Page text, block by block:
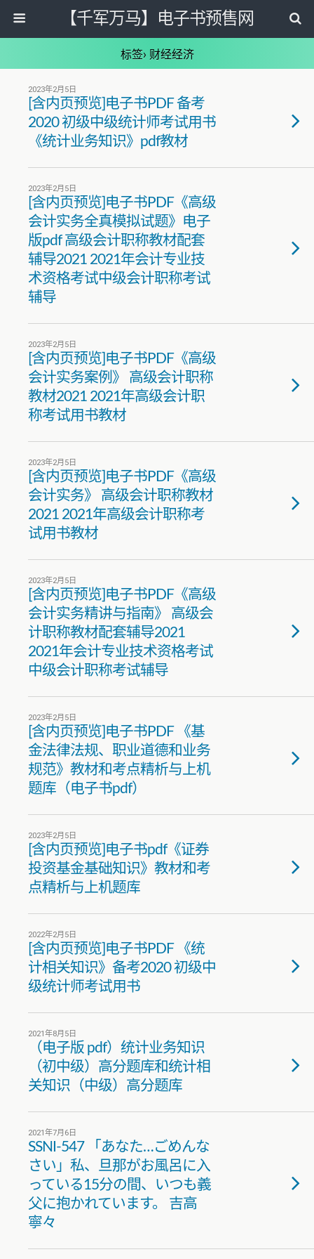
【千军万马】电子书预售网
标签› 财经经济
2023年2月5日
[含内页预览]电子书PDF 备考
2020 初级中级统计师考试用书
《统计业务知识》pdf教材
2023年2月5日
[含内页预览]电子书PDF《高级
会计实务全真模拟试题》电子
版pdf 高级会计职称教材配套
辅导2021 2021年会计专业技
术资格考试中级会计职称考试
辅导
2023年2月5日
[含内页预览]电子书PDF《高级
会计实务案例》 高级会计职称
教材2021 2021年高级会计职
称考试用书教材
2023年2月5日
[含内页预览]电子书PDF《高级
会计实务》 高级会计职称教材
2021 2021年高级会计职称考
试用书教材
2023年2月5日
[含内页预览]电子书PDF《高级
会计实务精讲与指南》 高级会
计职称教材配套辅导2021
2021年会计专业技术资格考试
中级会计职称考试辅导
2023年2月5日
[含内页预览]电子书PDF 《基
金法律法规、职业道德和业务
规范》教材和考点精析与上机
题库（电子书pdf）
2023年2月5日
[含内页预览]电子书pdf《证券
投资基金基础知识》教材和考
点精析与上机题库
2022年2月5日
[含内页预览]电子书PDF 《统
计相关知识》备考2020 初级中
级统计师考试用书
2021年8月5日
（电子版 pdf）统计业务知识
（初中级）高分题库和统计相
关知识（中级）高分题库
2021年7月6日
SSNI-547 「あなた…ごめんな
さい」私、旦那がお風呂に入
っている15分の間、いつも義
父に抱かれています。 吉高
寧々